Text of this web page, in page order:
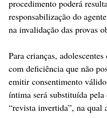
procedimento poderá
responsabilização do
na invalidação das provas
Para crianças, adolescentes
com deficiência que não
emitir consentimento
íntima será substituída pela
“revista invertida”, na qual